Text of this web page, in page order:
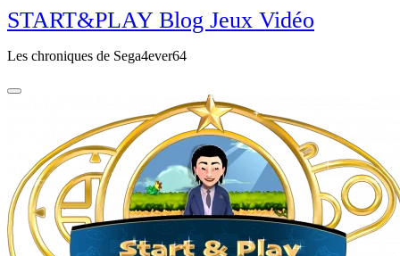
START&PLAY Blog Jeux Vidéo
Les chroniques de Sega4ever64